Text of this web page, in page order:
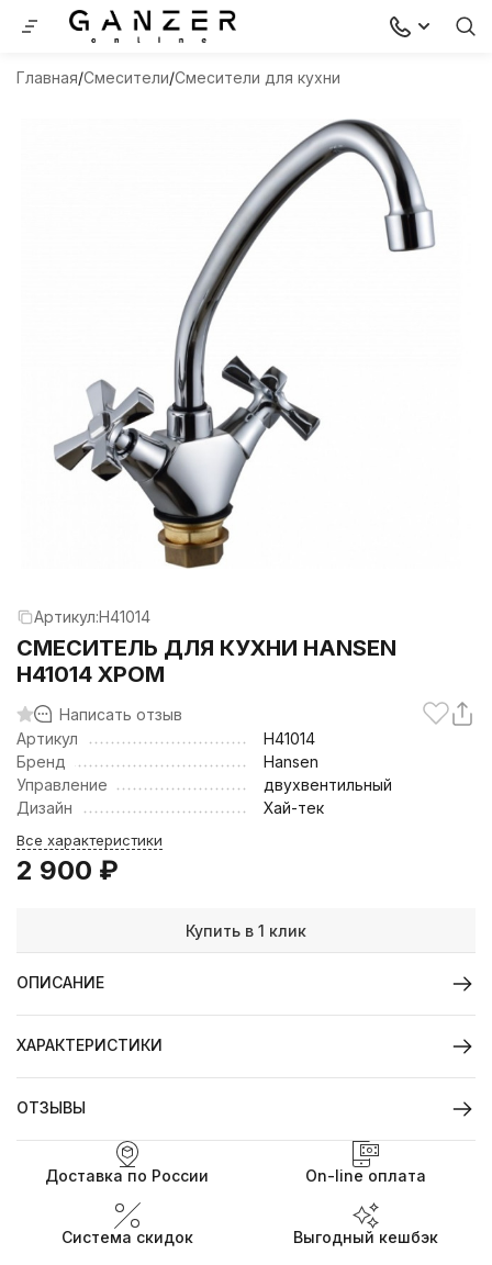
Главная Смесители Смесители для кухни
Артикул:H41014
CМЕСИТЕЛЬ ДЛЯ КУХНИ HANSEN
H41014 ХРОМ
Написать отзыв
Артикул
H41014
Бренд
Hansen
Управление
двухвентильный
Дизайн
Хай-тек
Все характеристики
2 900 ₽
Купить в 1 клик
ОПИСАНИЕ
ХАРАКТЕРИСТИКИ
ОТЗЫВЫ
Доставка по России On-line оплата
Система скидок Выгодный кешбэк